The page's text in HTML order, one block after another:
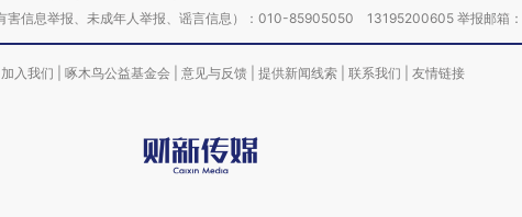
害信息举报、未成年人举报、谣言信息）：010-85905050 13195200605 举报邮箱
加入我们 啄木鸟公益基金会 意见与反馈 提供新闻线索 联系我们 友情链接